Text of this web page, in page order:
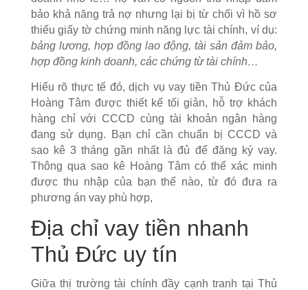
bảo khả năng trả nợ nhưng lại bị từ chối vì hồ sơ
thiếu giấy tờ chứng minh năng lực tài chính, ví dụ:
bảng lương, hợp đồng lao động, tài sản đảm bảo,
hợp đồng kinh doanh, các chứng từ tài chính…
Hiểu rõ thực tế đó, dịch vụ vay tiền Thủ Đức của
Hoàng Tâm được thiết kế tối giản, hỗ trợ khách
hàng chỉ với CCCD cùng tài khoản ngân hàng
đang sử dụng. Bạn chỉ cần chuẩn bị CCCD và
sao kê 3 tháng gần nhất là đủ để đăng ký vay.
Thông qua sao kê Hoàng Tâm có thể xác minh
được thu nhập của bạn thế nào, từ đó đưa ra
phương án vay phù hợp,
Địa chỉ vay tiền nhanh
Thủ Đức uy tín
Giữa thị trường tài chính đầy cạnh tranh tại Thủ